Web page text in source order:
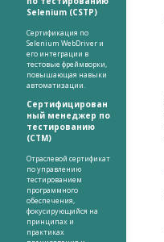
Selenium (CSTP)
Сертификация по
Selenium WebDriver и
его интеграции в
тестовые фреймворки,
повышающая навыки
автоматизации.
Сертифицирован
ный менеджер по
тестированию
(CTM)
Отраслевой сертификат
по управлению
тестированием
программного
обеспечения,
фокусирующийся на
принципах и
практиках